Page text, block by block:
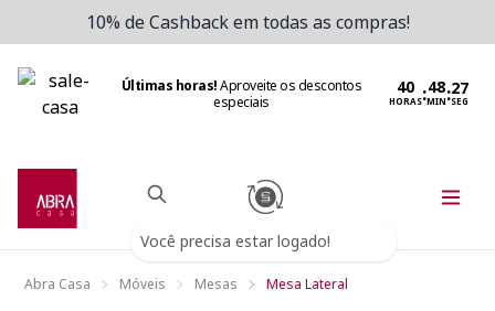
10% de Cashback em todas as compras!
Últimas horas!Aproveite os descontos
especiais
HORAS:MIN:SEG
Você precisa estar logado!
Abra Casa Móveis Mesas Mesa Lateral